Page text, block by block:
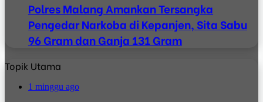
Polres Malang Amankan Tersangka
Pengedar Narkoba di Kepanjen, Sita Sabu
96 Gram dan Ganja 131 Gram
Topik Utama
1 minggu ago